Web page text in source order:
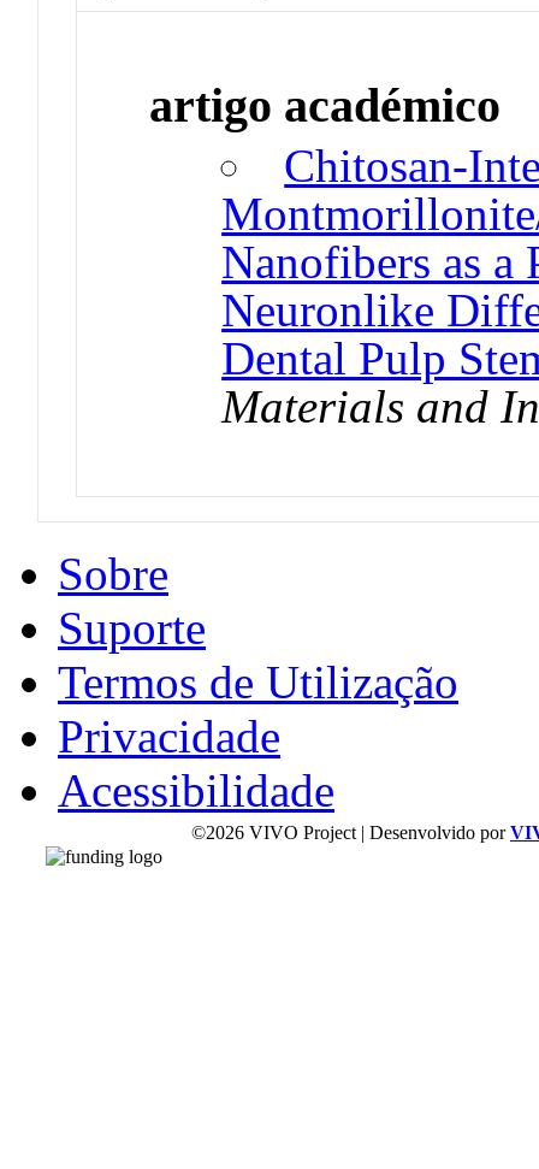
artigo académico
Chitosan-
Nanofibers as
Neuronlike
Dental Pulp
Materials and
Sobre
Suporte
Termos de Utilização
Privacidade
Acessibilidade
©2026 VIVO Project | Desenvolvido por